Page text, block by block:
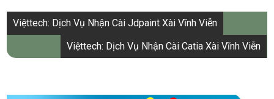
Điều
hướng
bài
Việttech: Dịch Vụ Nhận Cài Jdpaint Xài Vĩnh Viễn
Việttech: Dịch Vụ Nhận Cài Catia Xài Vĩnh Viễn